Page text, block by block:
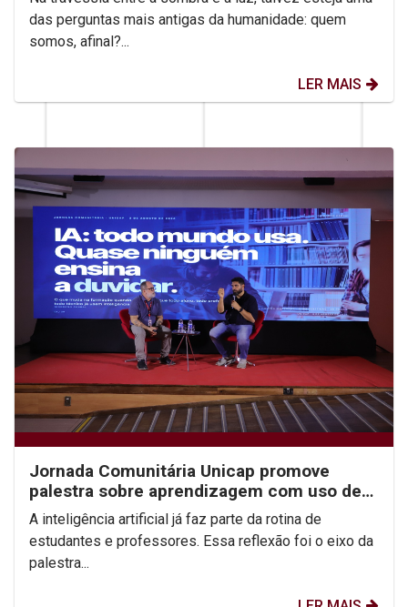
das perguntas mais antigas da humanidade: quem
somos, afinal?...
LER MAIS
Jornada Comunitária Unicap promove
palestra sobre aprendizagem com uso de
IA
A inteligência artificial já faz parte da rotina de
estudantes e professores. Essa reflexão foi o eixo da
palestra...